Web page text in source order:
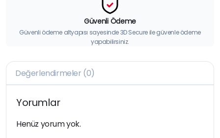
Güvenli Ödeme
Güvenli ödeme altyapısı sayesinde 3D Secure ile güvenle ödeme
yapabilirsiniz.
Değerlendirmeler (0)
Yorumlar
Henüz yorum yok.